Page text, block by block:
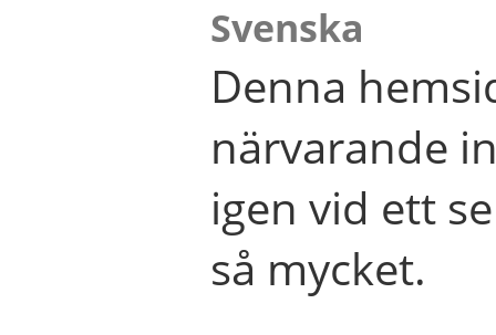
Svenska
Denna
närvarande
igen vid ett
så mycket.